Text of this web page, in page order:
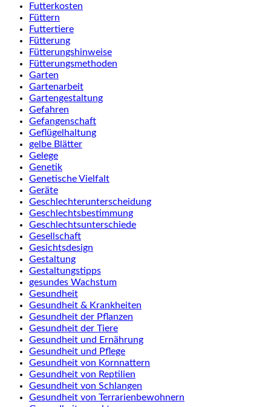
Futterkosten
Füttern
Futtertiere
Fütterung
Fütterungshinweise
Fütterungsmethoden
Garten
Gartenarbeit
Gartengestaltung
Gefahren
Gefangenschaft
Geflügelhaltung
gelbe Blätter
Gelege
Genetik
Genetische Vielfalt
Geräte
Geschlechterunterscheidung
Geschlechtsbestimmung
Geschlechtsunterschiede
Gesellschaft
Gesichtsdesign
Gestaltung
Gestaltungstipps
gesundes Wachstum
Gesundheit
Gesundheit & Krankheiten
Gesundheit der Pflanzen
Gesundheit der Tiere
Gesundheit und Ernährung
Gesundheit und Pflege
Gesundheit von Kornnattern
Gesundheit von Reptilien
Gesundheit von Schlangen
Gesundheit von Terrarienbewohnern